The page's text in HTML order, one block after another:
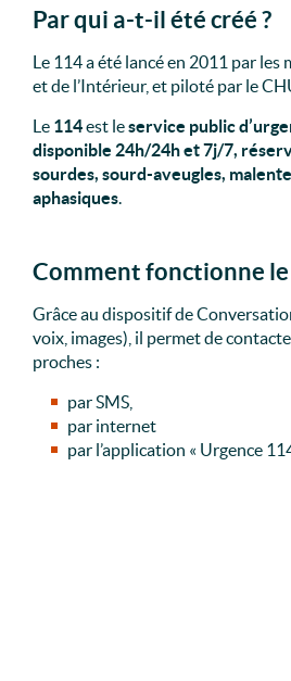
Par qui a-t-il été créé ?
Le 114 a été lancé en 2011 par les
et de l’Intérieur, et piloté par le
Le 114est leservice public
disponible 24h/24h et 7j/7,
sourdes, sourd-aveugles,
aphasiques.
Comment fonctionne le
Grâce au dispositif de
voix, images), il permet de
proches :
par SMS,
par internet
par l’application « Urgence